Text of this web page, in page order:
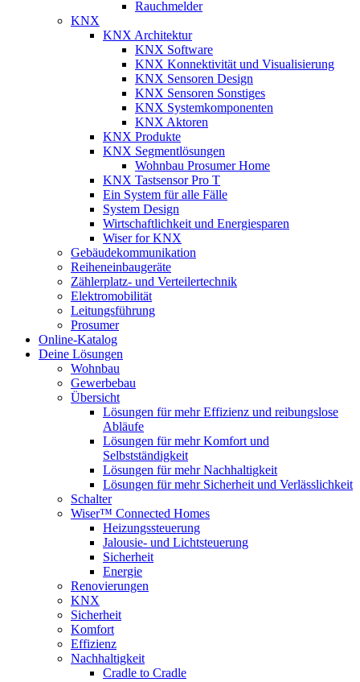
Rauchmelder
KNX
KNX Architektur
KNX Software
KNX Konnektivität und Visualisierung
KNX Sensoren Design
KNX Sensoren Sonstiges
KNX Systemkomponenten
KNX Aktoren
KNX Produkte
KNX Segmentlösungen
Wohnbau Prosumer Home
KNX Tastsensor Pro T
Ein System für alle Fälle
System Design
Wirtschaftlichkeit und Energiesparen
Wiser for KNX
Gebäudekommunikation
Reiheneinbaugeräte
Zählerplatz- und Verteilertechnik
Elektromobilität
Leitungsführung
Prosumer
Online-Katalog
Deine Lösungen
Wohnbau
Gewerbebau
Übersicht
Lösungen für mehr Effizienz und reibungslose
Abläufe
Lösungen für mehr Komfort und
Selbstständigkeit
Lösungen für mehr Nachhaltigkeit
Lösungen für mehr Sicherheit und Verlässlichkeit
Schalter
Wiser™ Connected Homes
Heizungssteuerung
Jalousie- und Lichtsteuerung
Sicherheit
Energie
Renovierungen
KNX
Sicherheit
Komfort
Effizienz
Nachhaltigkeit
Cradle to Cradle